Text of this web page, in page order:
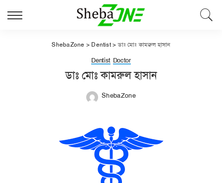
ShebaZone > Dentist>ডাঃ মোঃ কামরুল হাসান
Dentist Doctor
ডাঃ মোঃ কামরুল হাসান
ShebaZone